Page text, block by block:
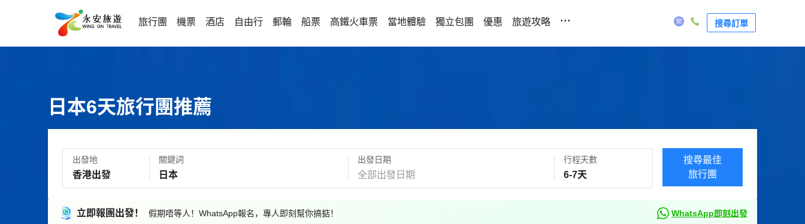
旅行團 機票 酒店 自由行 郵輪 船票 高鐵火車票 當地體驗 獨立包團 優惠 旅遊攻略 ... 搜尋訂單
日本6天旅行團推薦
出發地 關鍵詞 出發日期 行程天數
搜尋最佳
旅行團
立即報團出發！ 假期唔等人！WhatsApp報名，專人即刻幫你搞掂！ WhatsApp即刻出發